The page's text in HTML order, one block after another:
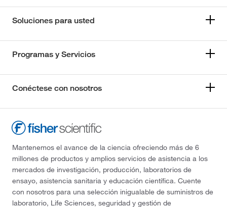
Soluciones para usted
Programas y Servicios
Conéctese con nosotros
Mantenemos el avance de la ciencia ofreciendo más de 6
millones de productos y amplios servicios de asistencia a los
mercados de investigación, producción, laboratorios de
ensayo, asistencia sanitaria y educación científica. Cuente
con nosotros para una selección inigualable de suministros de
laboratorio, Life Sciences, seguridad y gestión de